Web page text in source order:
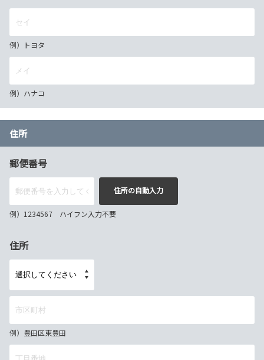
例）トヨタ
例）ハナコ
住所
郵便番号
住所の自動入力
例）1234567 ハイフン入力不要
住所
例）豊田区東豊田